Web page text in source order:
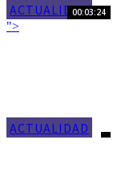
ACTUALIDAD00:03:24
ACTUALIDAD
">